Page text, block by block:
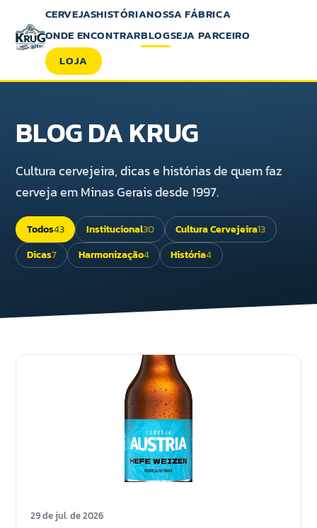
CERVEJASHISTÓRIANOSSA FÁBRICA
ONDE ENCONTRARBLOGSEJA PARCEIRO
LOJA
BLOG DA KRUG
Cultura cervejeira, dicas e histórias de quem faz
cerveja em Minas Gerais desde 1997.
Todos43 Institucional30 Cultura Cervejeira13
Dicas7 Harmonização4 História4
29 de jul. de 2026